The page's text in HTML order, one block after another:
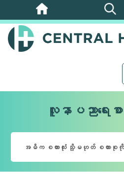
အဓိက
အကြောင်းအရာ
သို့
လူနာပညာရေ